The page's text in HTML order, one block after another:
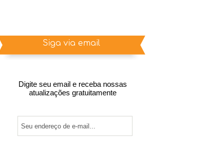
Siga via email
Digite seu email e receba nossas
atualizações gratuitamente